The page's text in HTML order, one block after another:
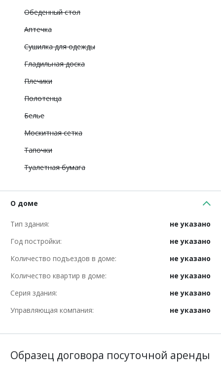
Обеденный стол
Аптечка
Сушилка для одежды
Гладильная доска
Плечики
Полотенца
Белье
Москитная сетка
Тапочки
Туалетная бумага
О доме
Тип здания:
не указано
Год постройки:
не указано
Количество подъездов в доме:
не указано
Количество квартир в доме:
не указано
Серия здания:
не указано
Управляющая компания:
не указано
Образец договора посуточной аренды